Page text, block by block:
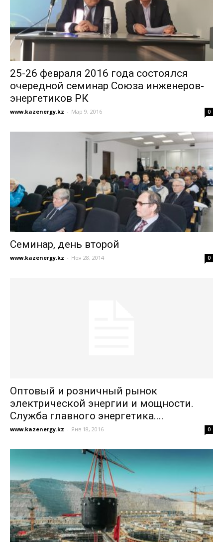
25-26 февраля 2016 года состоялся
очередной семинар Союза инженеров-
энергетиков РК
www.kazenergy.kz - Мар 9, 2016 0
Семинар, день второй
www.kazenergy.kz - Ноя 28, 2014 0
Оптовый и розничный рынок
электрической энергии и мощности.
Служба главного энергетика....
www.kazenergy.kz - Янв 18, 2016 0